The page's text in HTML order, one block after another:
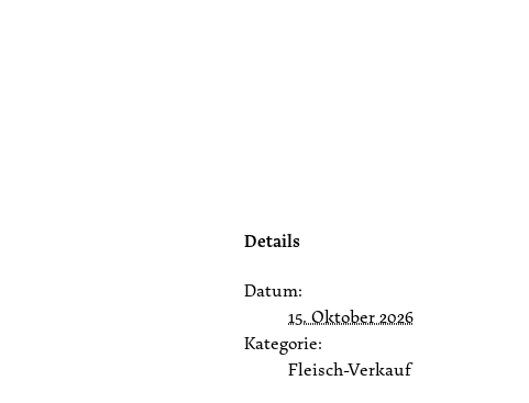
Details
Datum:
15. Oktober 2026
Kategorie:
Fleisch-Verkauf